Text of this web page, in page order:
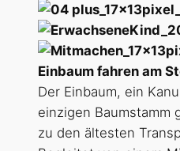
Einbaum fahren am
Der Einbaum, ein
einzigen
zu den ältesten